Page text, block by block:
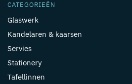
CATEGORIEËN
Glaswerk
Kandelaren & kaarsen
Servies
Stationery
Tafellinnen